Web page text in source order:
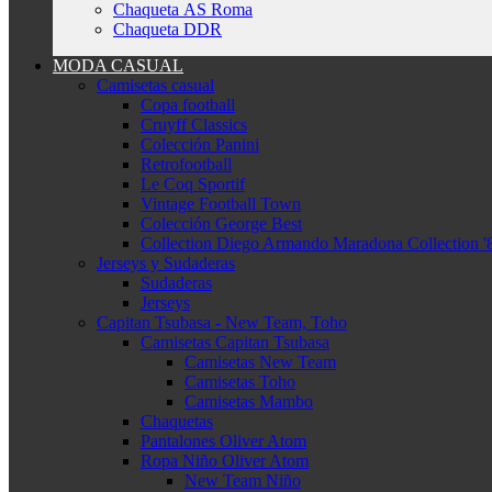
Chaqueta AS Roma
Chaqueta DDR
MODA CASUAL
Camisetas casual
Copa football
Cruyff Classics
Colección Panini
Retrofootball
Le Coq Sportif
Vintage Football Town
Colección George Best
Collection Diego Armando Maradona Collection
Jerseys y Sudaderas
Sudaderas
Jerseys
Capitan Tsubasa - New Team, Toho
Camisetas Capitan Tsubasa
Camisetas New Team
Camisetas Toho
Camisetas Mambo
Chaquetas
Pantalones Oliver Atom
Ropa Niño Oliver Atom
New Team Niño